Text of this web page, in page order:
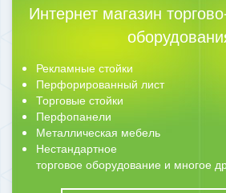
Интернет магазин
Рекламные стойки
Перфорированный лист
Торговые стойки
Перфопанели
Металлическая мебель
Нестандартное
торговое оборудование и многое